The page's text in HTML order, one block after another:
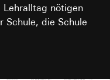
Lehralltag nötigen
Schule, die Schule